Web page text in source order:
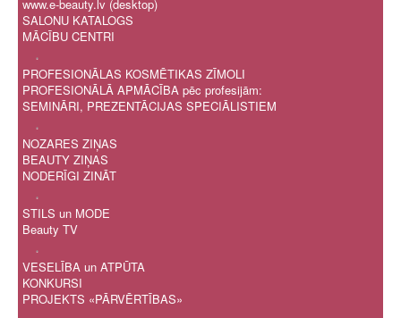
www.e-beauty.lv (desktop)
SALONU KATALOGS
MĀCĪBU CENTRI
.
PROFESIONĀLAS KOSMĒTIKAS ZĪMOLI
PROFESIONĀLĀ APMĀCĪBA pēc profesijām:
SEMINĀRI, PREZENTĀCIJAS SPECIĀLISTIEM
.
NOZARES ZIŅAS
BEAUTY ZIŅAS
NODERĪGI ZINĀT
.
STILS un MODE
Beauty TV
.
VESELĪBA un ATPŪTA
KONKURSI
PROJEKTS «PĀRVĒRTĪBAS»